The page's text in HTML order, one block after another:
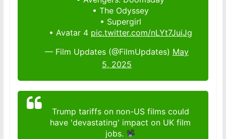
• The Odyssey
• Supergirl
• Avatar 4 pic.twitter.com/nLYt7JuiJg
— Film Updates (@FilmUpdates) May
5, 2025
Trump tariffs on non-US films could
have 'devastating' impact on UK film
jobs.